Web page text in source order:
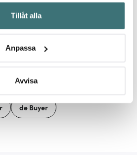
om din geografiska plats som
på upp till flera meter
genom att aktivt skanna den för
dina personliga uppgifter
tillbaka ditt samtycke när som
att innehållet och annonserna
Tillåt alla
Anpassa
Avvisa
av våra kunder
de Buyer